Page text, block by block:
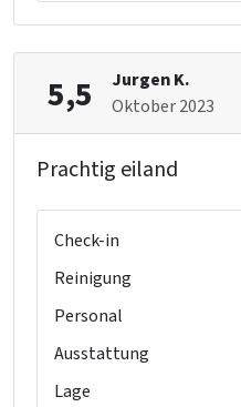
5,5
Jurgen K.
Oktober 2023
Prachtig eiland
Check-in
Reinigung
Personal
Ausstattung
Lage